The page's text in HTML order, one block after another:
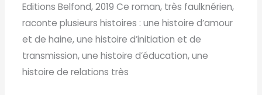
Editions Belfond, 2019 Ce roman, très faulknérien,
raconte plusieurs histoires : une histoire d’amour
et de haine, une histoire d’initiation et de
transmission, une histoire d’éducation, une
histoire de relations très